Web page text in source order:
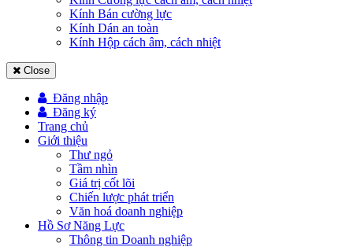
Kính Bán cường lực
Kính Dán an toàn
Kính Hộp cách âm, cách nhiệt
Close
Đăng nhập
Đăng ký
Trang chủ
Giới thiệu
Thư ngỏ
Tầm nhìn
Giá trị cốt lõi
Chiến lược phát triển
Văn hoá doanh nghiệp
Hồ Sơ Năng Lực
Thông tin Doanh nghiệp